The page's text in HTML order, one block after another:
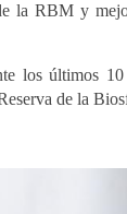
la RBM y
los últimos 10
de la